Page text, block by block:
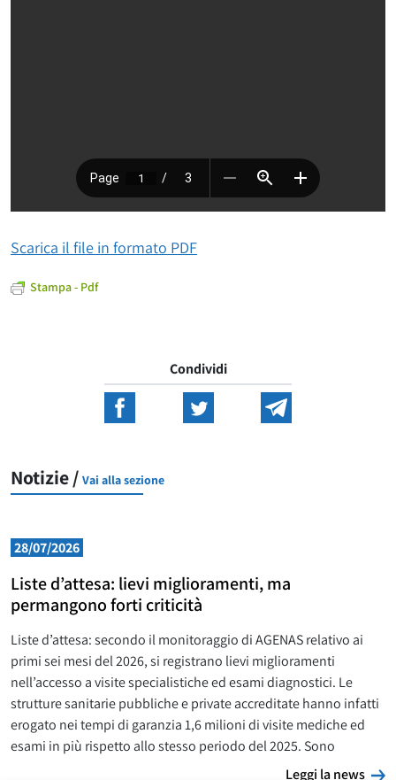
Scarica il file in formato PDF
Stampa - Pdf
Condividi
Notizie / Vai alla sezione
28/07/2026
Liste d’attesa: lievi miglioramenti, ma
permangono forti criticità
Liste d’attesa: secondo il monitoraggio di AGENAS relativo ai
primi sei mesi del 2026, si registrano lievi miglioramenti
nell’accesso a visite specialistiche ed esami diagnostici. Le
strutture sanitarie pubbliche e private accreditate hanno infatti
erogato nei tempi di garanzia 1,6 milioni di visite mediche ed
esami in più rispetto allo stesso periodo del 2025. Sono
Leggi la news